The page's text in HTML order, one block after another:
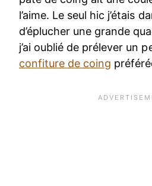
l’aime. Le seul hic j’étais
d’éplucher une grande
j’ai oublié de prélever un
confiture de coing